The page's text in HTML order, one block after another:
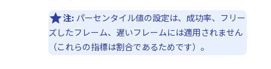
注: パーセンタイル値の設定は、成功率、フリー
ズしたフレーム、遅いフレームには適用されません
（これらの指標は割合であるためです）。